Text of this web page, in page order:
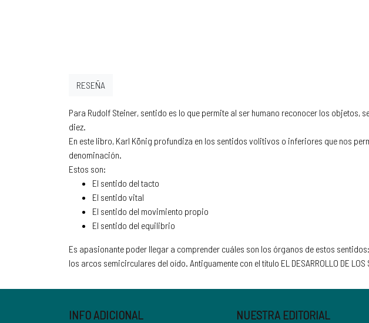
Para Rudolf Steiner, sentido es lo que permite al ser humano reconocer los
diez.
En este libro, Karl König profundiza en los sentidos volitivos o inferiores que nos
denominación.
Estos son:
El sentido del tacto
El sentido vital
El sentido del movimiento propio
El sentido del equilibrio
Es apasionante poder llegar a comprender cuáles son los órganos de estos
los arcos semicirculares del oído. Antiguamente con el título EL DESARROLLO DE LOS
RESEÑA
INFO ADICIONAL NUESTRA EDITORIAL